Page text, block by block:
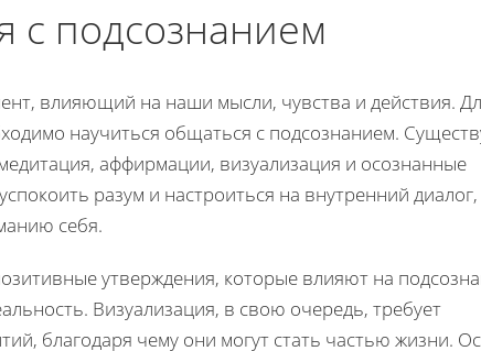
подсознанием
влияющий на наши мысли, чувства и действия.
научиться общаться с подсознанием.
аффирмации, визуализация и осознанные
разум и настроиться на внутренний диалог,
себя.
утверждения, которые влияют на
Визуализация, в свою очередь, требует
благодаря чему они могут стать частью жизни.